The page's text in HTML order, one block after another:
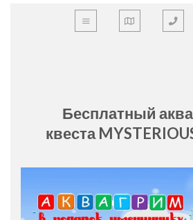
Бесплатный
квеста